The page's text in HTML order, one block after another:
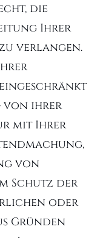
die
Ihrer
verlangen.
von ihrer
mit Ihrer
von
Schutz der
oder
Gründen